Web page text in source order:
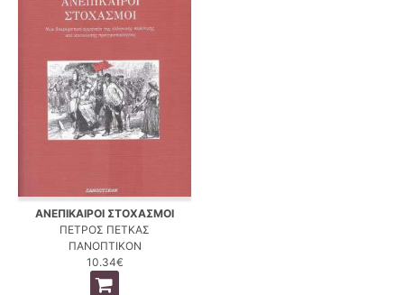
ΑΝΕΠΙΚΑΙΡΟΙ ΣΤΟΧΑΣΜΟΙ
ΠΕΤΡΟΣ ΠΕΤΚΑΣ
ΠΑΝΟΠΤΙΚΟΝ
10.34€